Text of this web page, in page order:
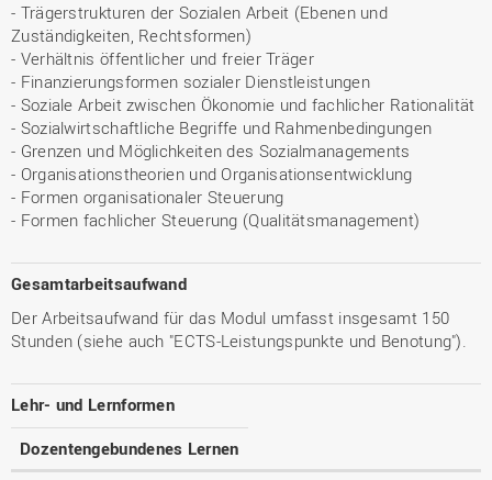
- Trägerstrukturen der Sozialen Arbeit (Ebenen und
Zuständigkeiten, Rechtsformen)
- Verhältnis öffentlicher und freier Träger
- Finanzierungsformen sozialer Dienstleistungen
- Soziale Arbeit zwischen Ökonomie und fachlicher Rationalität
- Sozialwirtschaftliche Begriffe und Rahmenbedingungen
- Grenzen und Möglichkeiten des Sozialmanagements
- Organisationstheorien und Organisationsentwicklung
- Formen organisationaler Steuerung
- Formen fachlicher Steuerung (Qualitätsmanagement)
Gesamtarbeitsaufwand
Der Arbeitsaufwand für das Modul umfasst insgesamt 150
Stunden (siehe auch "ECTS-Leistungspunkte und Benotung").
Lehr- und Lernformen
Dozentengebundenes Lernen